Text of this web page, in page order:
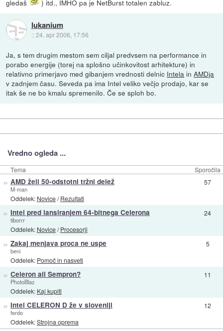
gledaš
) itd., IMHO pa je NetBurst totalen zabluz.
lukanium
::24. apr 2006, 17:56
Ja, s tem drugim mestom sem ciljal predvsem na performance in
porabo energije (torej na splošno učinkovitost arhitekture) in
relativno primerjavo med gibanjem vrednosti delnic Intela inAMDja
v zadnjem času. Seveda pa ima Intel veliko večjo prodajo, kar se
itak še ne bo kmalu spremenilo. Če se sploh bo.
Vredno ogleda ...
Tema Sporočila
» AMD želi 50-odstotni tržni delež
M-man
Oddelek: Novice/Rezultati
57
» Intel pred lansiranjem 64-bitnega Celerona
tiborrr
Oddelek: Novice/Procesorji
24
» Zakaj menjava proca ne uspe
beni
Oddelek: Pomoč in nasveti
5
» Celeron ali Sempron?
PhotoBlaz
Oddelek: Kaj kupiti
11
» Intel CELERON D že v sloveniji
ferdo
Oddelek:Strojna oprema
12